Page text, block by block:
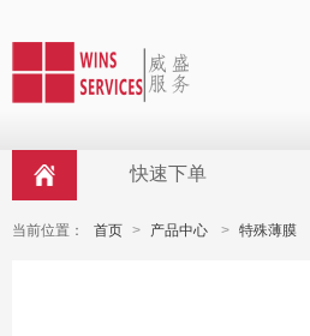
快速下单
当前位置： 首页 > 产品中心 > 特殊薄膜